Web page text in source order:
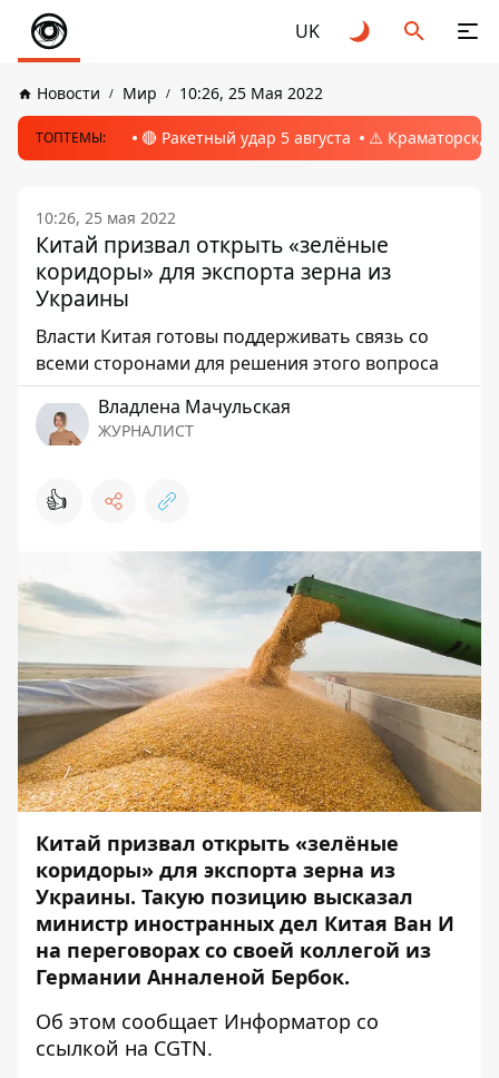
UK
Новости Мир 10:26, 25 Мая 2022
ТОПТЕМЫ: 🔴 Ракетный удар 5 августа ⚠️ Краматорск,
10:26, 25 мая 2022
Китай призвал открыть «зелёные
коридоры» для экспорта зерна из
Украины
Власти Китая готовы поддерживать связь со
всеми сторонами для решения этого вопроса
Владлена Мачульская
ЖУРНАЛИСТ
👍
Китай призвал открыть «зелёные
коридоры» для экспорта зерна из
Украины. Такую позицию высказал
министр иностранных дел Китая Ван И
на переговорах со своей коллегой из
Германии Анналеной Бербок.
Об этом сообщает Информатор со
ссылкой на CGTN.